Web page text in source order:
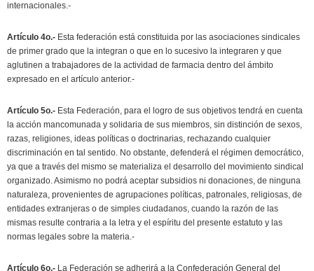
internacionales.-
Artículo 4o.- Esta federación está constituida por las asociaciones sindicales
de primer grado que la integran o que en lo sucesivo la integraren y que
aglutinen a trabajadores de la actividad de farmacia dentro del ámbito
expresado en el artículo anterior.-
Artículo 5o.- Esta Federación, para el logro de sus objetivos tendrá en cuenta
la acción mancomunada y solidaria de sus miembros, sin distinción de sexos,
razas, religiones, ideas políticas o doctrinarias, rechazando cualquier
discriminación en tal sentido. No obstante, defenderá el régimen democrático,
ya que a través del mismo se materializa el desarrollo del movimiento sindical
organizado. Asimismo no podrá aceptar subsidios ni donaciones, de ninguna
naturaleza, provenientes de agrupaciones políticas, patronales, religiosas, de
entidades extranjeras o de simples ciudadanos, cuando la razón de las
mismas resulte contraria a la letra y el espíritu del presente estatuto y las
normas legales sobre la materia.-
Artículo 6o.- La Federación se adherirá a la Confederación General del